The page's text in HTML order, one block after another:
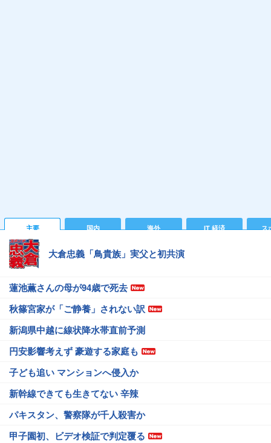
主要 国内 海外 IT 経済 ス
大倉忠義「鳥貴族」実父と初共演
蓮池薫さんの母が94歳で死去
秋篠宮家が「ご静養」されない訳
新潟県中越に線状降水帯直前予測
円安影響考えず 豪遊する家庭も
子ども追い マンションへ侵入か
新幹線できても生きてない 辛辣
パキスタン、警察隊が千人殺害か
甲子園初、ビデオ検証で判定覆る